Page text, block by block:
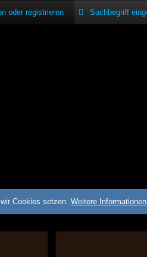
oder registrieren
wir Cookies setzen.Weitere Informationen